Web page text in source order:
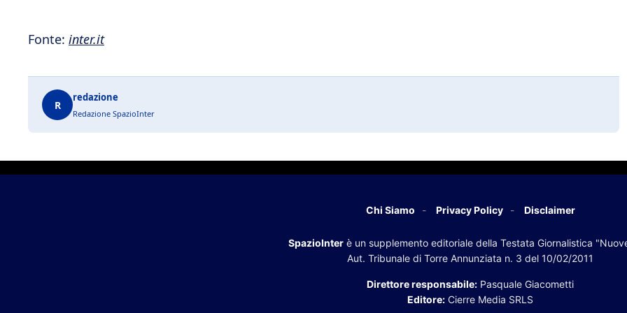
Fonte: inter.it
R
redazione
Redazione SpazioInter
Chi Siamo Privacy Policy Disclaimer
SpazioInterè un supplemento editoriale della Testata Giornalistica
Aut. Tribunale di Torre Annunziata n. 3 del 10/02/2011
Direttore responsabile: Pasquale Giacometti
Editore: Cierre Media SRLS